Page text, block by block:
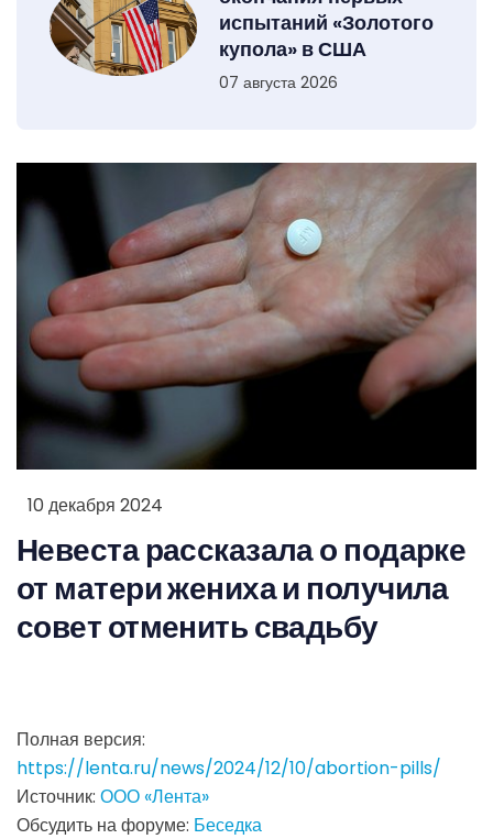
испытаний «Золотого
купола» в США
07 августа 2026
10 декабря 2024
Невеста рассказала о подарке
от матери жениха и получила
совет отменить свадьбу
Полная версия:
https://lenta.ru/news/2024/12/10/abortion-pills/
Источник: ООО «Лента»
Обсудить на форуме: Беседка